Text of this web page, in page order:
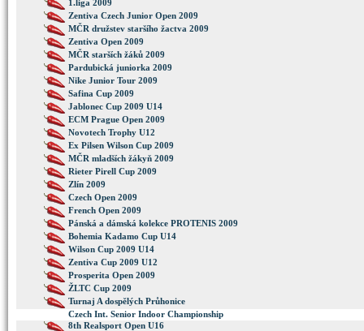
1.liga 2009
Zentiva Czech Junior Open 2009
MČR družstev staršího žactva 2009
Zentiva Open 2009
MČR starších žáků 2009
Pardubická juniorka 2009
Nike Junior Tour 2009
Safina Cup 2009
Jablonec Cup 2009 U14
ECM Prague Open 2009
Novotech Trophy U12
Ex Pilsen Wilson Cup 2009
MČR mladších žákyň 2009
Rieter Pirell Cup 2009
Zlín 2009
Czech Open 2009
French Open 2009
Pánská a dámská kolekce PROTENIS 2009
Bohemia Kadamo Cup U14
Wilson Cup 2009 U14
Zentiva Cup 2009 U12
Prosperita Open 2009
ŽLTC Cup 2009
Turnaj A dospělých Průhonice
Czech Int. Senior Indoor Championship
8th Realsport Open U16